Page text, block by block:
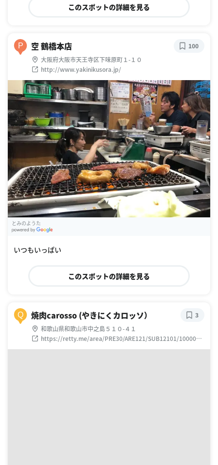
このスポットの詳細を見る
P 空 鶴橋本店
大阪府大阪市天王寺区下味原町１-１０
http://www.yakinikusora.jp/
100
とみのようた
いつもいっぱい
このスポットの詳細を見る
Q 焼肉carosso (やきにくカロッソ）
和歌山県和歌山市中之島５１０-４１
https://retty.me/area/PRE30/ARE121/SUB12101/1000015
17053/
3